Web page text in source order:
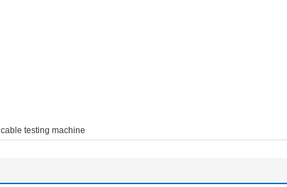
cable testing machine